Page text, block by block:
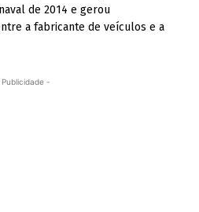
de 2014 e gerou
a fabricante de veículos e a
-